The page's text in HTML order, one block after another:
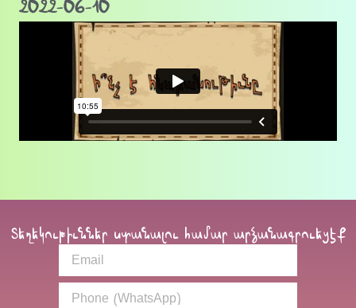
2022-06-10
Տեղեկութիւններ ստանալու համար արձանագրուեցէք